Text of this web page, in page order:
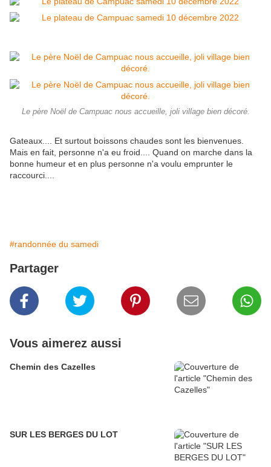
Le père Noël de Campuac nous accueille, joli village bien décoré.
Gateaux.... Et surtout boissons chaudes sont les bienvenues.
Mais en fait, personne n'a eu froid.... Quand on marche dans la
bonne humeur et en plus personne n'a voulu emprunter le
raccourci....
#randonnée du samedi
Partager
Vous aimerez aussi
Chemin des Cazelles
SUR LES BERGES DU LOT